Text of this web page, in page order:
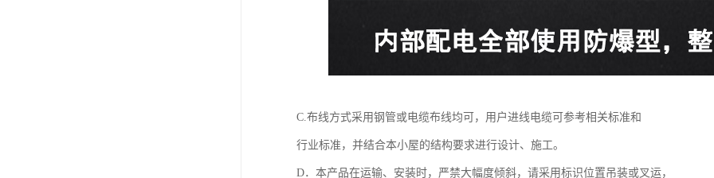
C.布线方式采用钢管或电缆布线均可，用户进线电缆可参考相关标准和
行业标准，并结合本小屋的结构要求进行设计、施工。
D．本产品在运输、安装时，严禁大幅度倾斜，请采用标识位置吊装或叉运，